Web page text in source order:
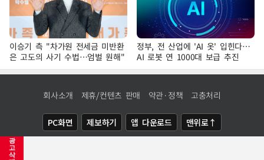
광
고
삭
이승기 측 "차가원 전세금 미반환
은 고도의 사기 수법…엄벌 원해"
정부, 전 산업에 'AI 옷' 입힌다…
AI 로봇 연 1000대 보급 추진
회사소개 제휴/컨텐츠 판매 약관·정책 고충처리
PC화면 제보하기 앱 다운로드 맨위로↑